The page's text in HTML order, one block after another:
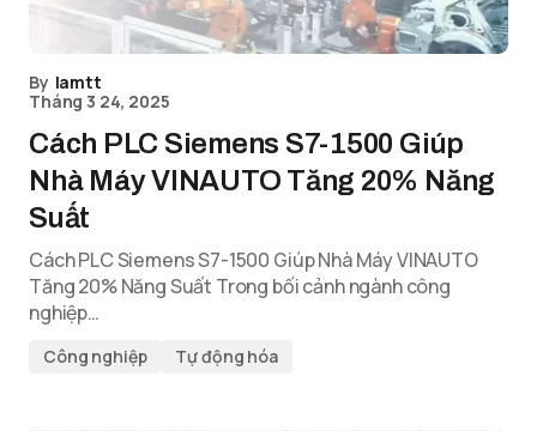
By lamtt
Tháng 3 24, 2025
Cách PLC Siemens S7-1500 Giúp
Nhà Máy VINAUTO Tăng 20% Năng
Suất
Cách PLC Siemens S7-1500 Giúp Nhà Máy VINAUTO
Tăng 20% Năng Suất Trong bối cảnh ngành công
nghiệp…
Công nghiệp Tự động hóa